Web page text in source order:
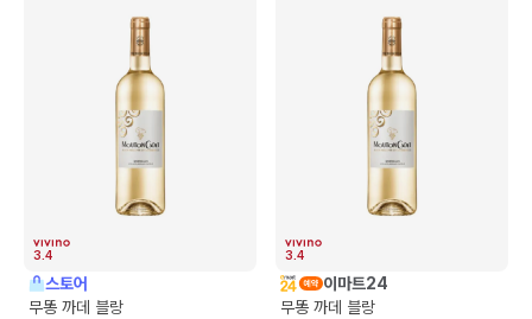
3.4
스토어
무똥 까데 블랑
3.4
이마트24
무똥 까데 블랑